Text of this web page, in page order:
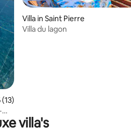
beoordeling van 5 uit 5, 13
(13)
Villa in Saint Pierre
Villa du lagon
villa's